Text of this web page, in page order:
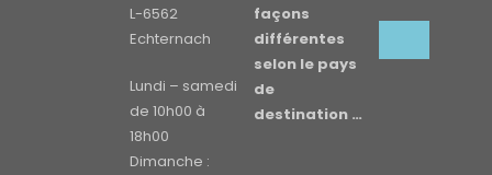
L-6562
Echternach
Lundi – samedi
de 10h00 à
18h00
Dimanche :
façons
différentes
selon le pays
de
destination …